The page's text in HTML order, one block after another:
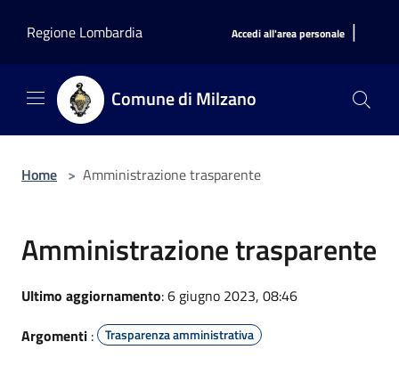
Regione Lombardia
Accedi all'area personale |
Comune di Milzano
Home > Amministrazione trasparente
Amministrazione trasparente
Ultimo aggiornamento: 6 giugno 2023, 08:46
Argomenti : Trasparenza amministrativa